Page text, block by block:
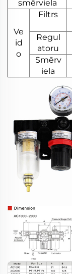
smērviela
Ve
id
o
Filtrs
Regul
atoru
Smērv
iela